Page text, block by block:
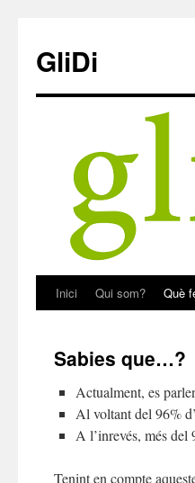
content
GliDi
Inici Qui som? Què
Sabies que…?
Actualment, es
Al voltant del 96%
A l’inrevés, més
Tenint en compte